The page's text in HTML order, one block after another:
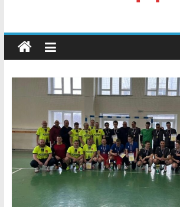
Отечественной,
Безопасность в сети
мероприятии
первоцветы!»
В вольере
заповедника
суслики
сельский
портал